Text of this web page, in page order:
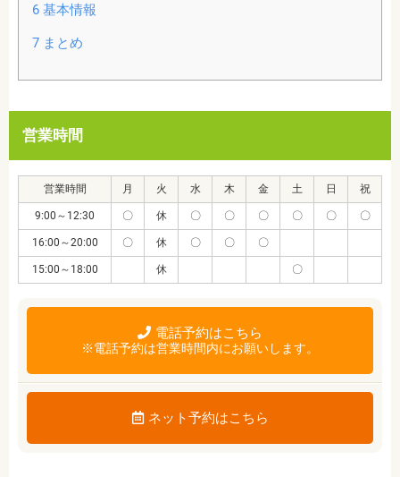
6基本情報
7まとめ
営業時間
営業時間 月 火 水 木 金 土 日 祝
9:00～12:30 〇 休 〇 〇 〇 〇 〇 〇
16:00～20:00 〇 休 〇 〇 〇
15:00～18:00 休 〇
電話予約はこちら
※電話予約は営業時間内にお願いします。
ネット予約はこちら